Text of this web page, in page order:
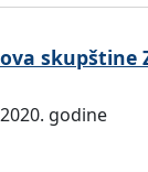
skupštine
godine